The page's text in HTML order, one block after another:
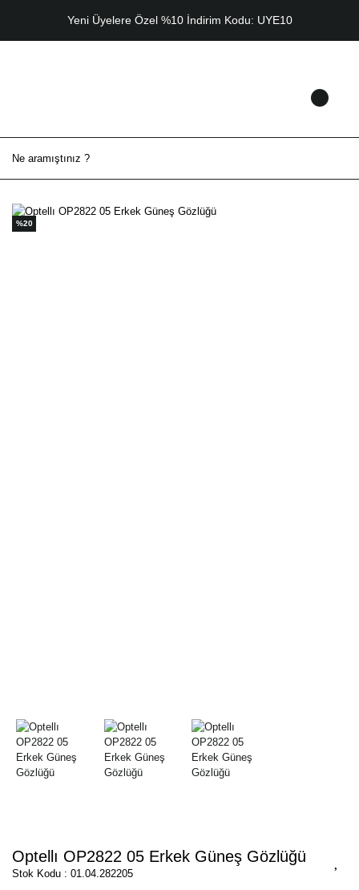
Yeni Üyelere Özel %10 İndirim Kodu: UYE10
%20
Optellı OP2822 05 Erkek Güneş Gözlüğü
Stok Kodu : 01.04.282205